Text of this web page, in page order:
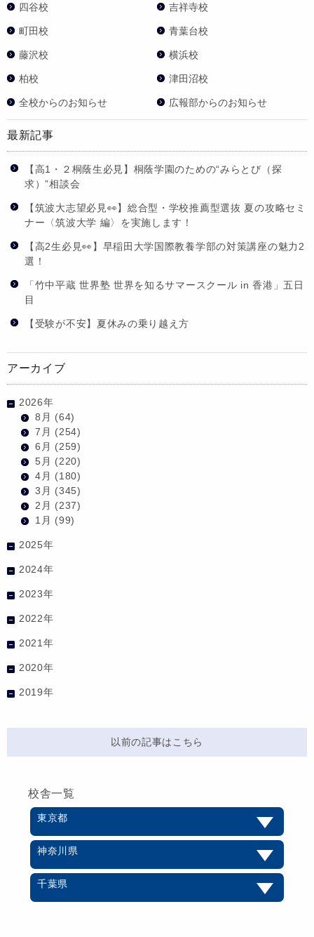
四谷校 吉祥寺校
町田校 青葉台校
藤沢校 横浜校
柏校 津田沼校
全校からのお知らせ 広報部からのお知らせ
最新記事
【高1・２桐蔭生必見】桐蔭学園のための“みらとび（探
求）”相談会
【筑波大志望必見👀】総合型・学校推薦型選抜 夏の攻略セミ
ナー〈筑波大学 編〉を実施します！
【高2生必見👀】早稲田大学国際教養学部の対策講座の魅力2
選！
「竹中平蔵 世界塾 世界を知るサマースクール in 香港」五日
目
【受験が不安】夏休みの乗り越え方
アーカイブ
2026年
8月 (64)
7月 (254)
6月 (259)
5月 (220)
4月 (180)
3月 (345)
2月 (237)
1月 (99)
2025年
2024年
2023年
2022年
2021年
2020年
2019年
以前の記事はこちら
校舎一覧
東京都
神奈川県
千葉県